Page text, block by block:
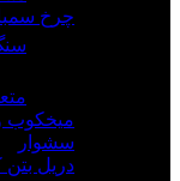
چرخ
میخکوب
سشوار
دریل